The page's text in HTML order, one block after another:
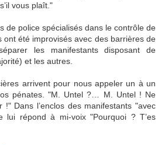
vous plaît."
de police spécialisés dans le contrôle de
ont été improvisés avec des barrières de
les manifestants disposant de
et les autres.
arrivent pour nous appeler un à un
pénates. "M. Untel ?… M. Untel ! Ne
!" Dans l’enclos des manifestants "avec
lui répond à mi-voix "Pourquoi ? T’es